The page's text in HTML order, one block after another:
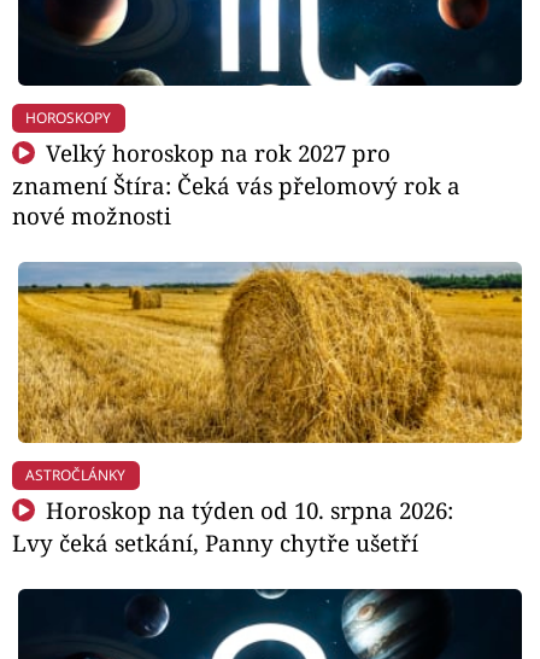
HOROSKOPY
Velký horoskop na rok 2027 pro
znamení Štíra: Čeká vás přelomový rok a
nové možnosti
ASTROČLÁNKY
Horoskop na týden od 10. srpna 2026:
Lvy čeká setkání, Panny chytře ušetří